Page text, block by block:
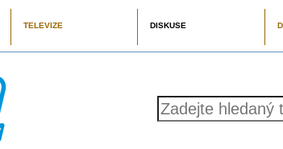
TELEVIZE DISKUSE